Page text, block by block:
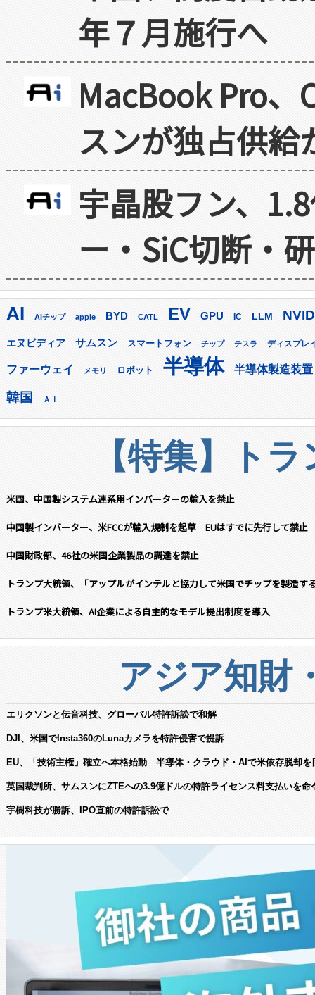
年７月施行へ
MacBook Pro
スンが独占供給
宇晶股フン、
ー・SiC切断・
AI AIチップ apple BYD CATL EV GPU IC LLM
エヌビディア サムスン スマートフォン チップ テスラ ディスプレ
ファーウェイ メモリ ロボット 半導体 半導体製造装置
韓国 ＡＩ
【特集】ト
米国、中国製システム連系用インバーターの輸入を禁止
中国製インバーター、米FCCが輸入規制を起草 EUはすでに先行して禁止
中国財政部、46社の米国企業製品の調達を禁止
トランプ大統領、「アップルがインテルと協力して米国でチップを製造す
トランプ米大統領、AI企業による自主的なモデル提出制度を導入
アジア知財
エリクソンと伝音科技、グローバル特許訴訟で和解
DJI、米国でInsta360のLunaカメラを特許侵害で提訴
EU、「技術主権」確立へ本格始動 半導体・クラウド・AIで米依存脱却を
英国裁判所、サムスンにZTEへの3.9億ドルの特許ライセンス料支払いを命
宇樹科技が勝訴、IPO直前の特許訴訟で